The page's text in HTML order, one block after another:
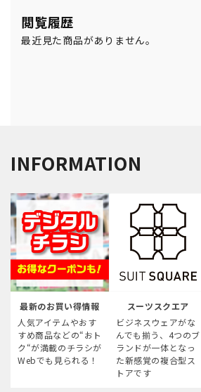
閲覧履歴
最近見た商品がありません。
INFORMATION
最新のお買い得情報
人気アイテムやおす
すめ商品などの“おト
ク“が満載のチラシが
Webでも見られる！
スーツスクエア
ビジネスウェアがな
んでも揃う、4つのブ
ランドが一体となっ
た新感覚の複合型ス
トアです